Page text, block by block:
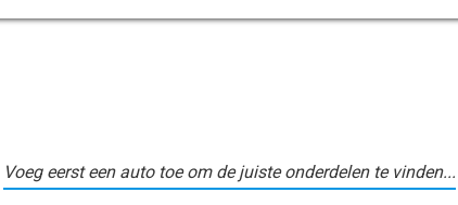
Voeg eerst een auto toe om de juiste onderdelen te vinden...